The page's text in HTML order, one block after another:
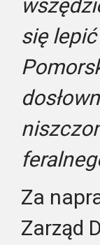
się
Za
Zarząd